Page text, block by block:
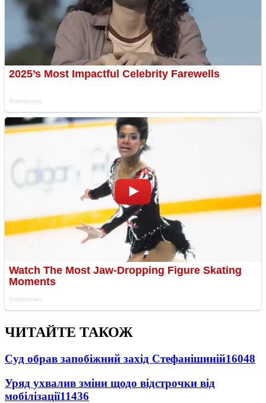
ЧИТАЙТЕ ТАКОЖ
Суд обрав запобіжний захід Стефанішиній16048
Уряд ухвалив зміни щодо відстрочки від
мобілізації11436